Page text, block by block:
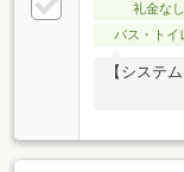
礼金なし
バス・トイ
【システ